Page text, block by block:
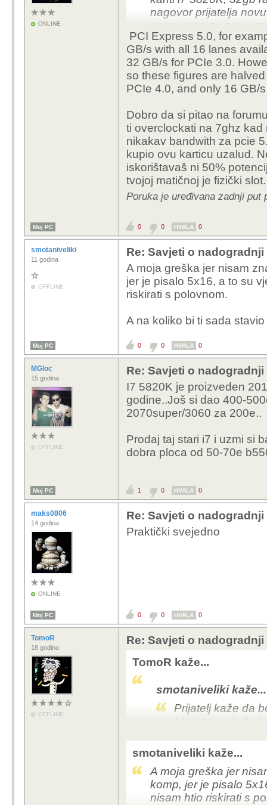
ONLINE
nagovor prijatelja
ono točno ne? I što ja
koju sam htio.
Te klokali smo i nešto
uporno stavljao 1,5v) i
frekvencije i voltažu?
Komp sada radi baš
igra onaj tractor
stara krana da šiba
mogu nakon nekog
dobro istesziram prije
njemu?
Hvala
PCI Express 5.0, for
GB/s with all 16 lanes
32 GB/s for PCIe 3.0.
so these figures are
PCIe 4.0, and only 16 GB/
Dobro da si pitao na
ti overclockati na 7ghz
nikakav bandwith za pcie
kupio ovu karticu uzalud.
iskorištavaš ni 50%
tvojoj matičnoj je fizički slot.
Poruka je uređivana zadnji put
Moj PC 0 0 HVALA 0
smotaniveliki
11 godina
OFFLINE
Re: Savjeti o
A moja greška jer nisam
jer je pisalo 5x16, a to su
riskirati s polovnom.
A na koliko bi ti sada
Moj PC 0 0 HVALA 0
MGloc
15 godina
OFFLINE
Re: Savjeti o
I7 5820K je proizveden
godine..Još si dao 400-
2070super/3060 za 200e..
Prodaj taj stari i7 i uzmi si
dobra ploca od 50-70e
Moj PC 1 0 HVALA 0
maks0806
14 godina
ONLINE
Re: Savjeti o
Praktički svejedno
Moj PC 0 0 HVALA 0
TomoR
18 godina
OFFLINE
Re: Savjeti o
TomoR kaže...
smotaniveliki kaže...
Prijatelj kaže da
Meni to malo
S obzirom na starost
koristi samo 8x linija,
na 3060 12GB.
Ali, što god uzeo bit
smotaniveliki kaže...
A moja greška jer
komp, jer je pisalo
nisam htio riskirati s